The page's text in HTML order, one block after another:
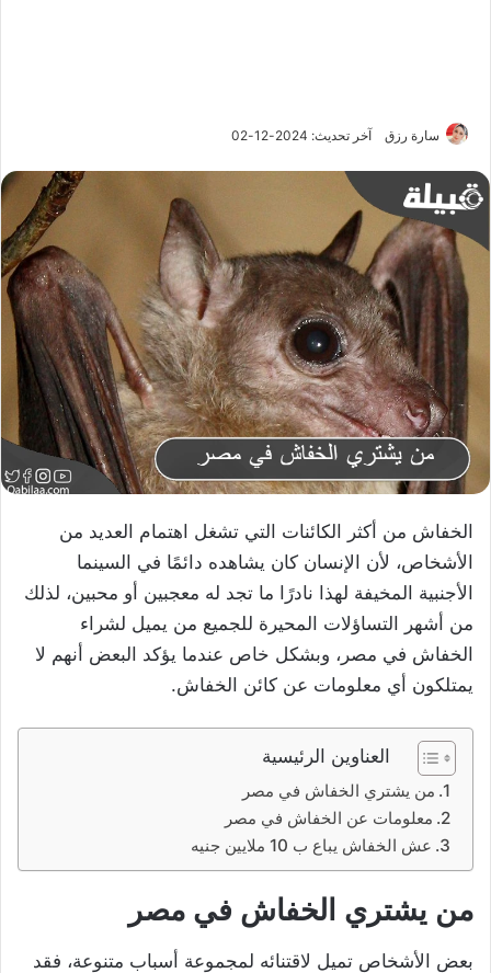
سارة رزق آخر تحديث: 2024-12-02
الخفاش من أكثر الكائنات التي تشغل اهتمام العديد من
الأشخاص، لأن الإنسان كان يشاهده دائمًا في السينما
الأجنبية المخيفة لهذا نادرًا ما تجد له معجبين أو محبين، لذلك
من أشهر التساؤلات المحيرة للجميع من يميل لشراء
الخفاش في مصر، وبشكل خاص عندما يؤكد البعض أنهم لا
يمتلكون أي معلومات عن كائن الخفاش.
العناوين الرئيسية
من يشتري الخفاش في مصر
معلومات عن الخفاش في مصر
عش الخفاش يباع ب 10 ملايين جنيه
من يشتري الخفاش في مصر
بعض الأشخاص تميل لاقتنائه لمجموعة أسباب متنوعة، فقد